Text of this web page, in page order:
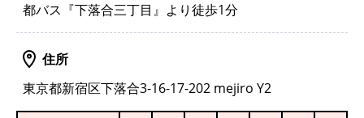
都バス『下落合三丁目』より徒歩1分
住所
東京都新宿区下落合3-16-17-202 mejiro Y2